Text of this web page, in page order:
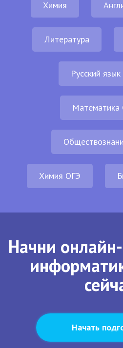
Химия
Литература
Русский
Математика
Химия ОГЭ
Начни
Начать